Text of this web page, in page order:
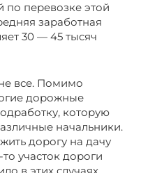
по перевозке этой
заработная
30 — 45 тысяч
все. Помимо
дорожные
которую
начальники.
дорогу на дачу
участок дороги